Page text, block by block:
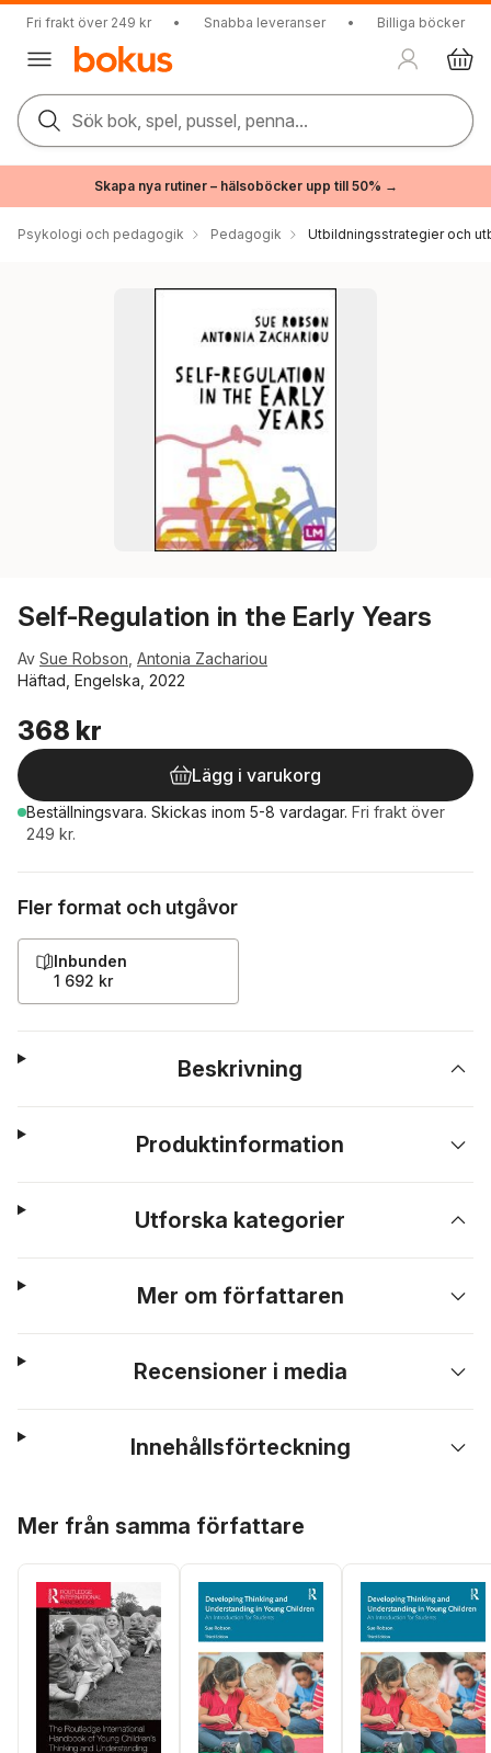
Fri frakt över 249 kr • Snabba leveranser • Billiga böcker
Sök bok, spel, pussel, penna...
Skapa nya rutiner – hälsoböcker upp till 50% →
Psykologi och pedagogik Pedagogik Utbildningsstrategier och
Self-Regulation in the Early Years
Av Sue Robson Antonia Zachariou
Häftad, Engelska, 2022
368 kr
Lägg i varukorg
Beställningsvara. Skickas inom 5-8 vardagar. Fri frakt över
249 kr.
Fler format och utgåvor
Inbunden
1 692 kr
Beskrivning
Produktinformation
Utforska kategorier
Mer om författaren
Recensioner i media
Innehållsförteckning
Mer från samma författare